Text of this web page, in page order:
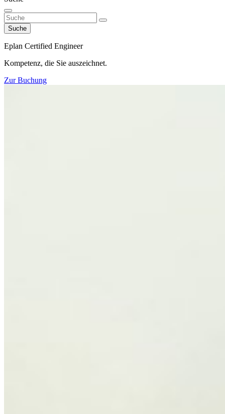
Suche
Eplan Certified Engineer
Kompetenz, die Sie auszeichnet.
Zur Buchung